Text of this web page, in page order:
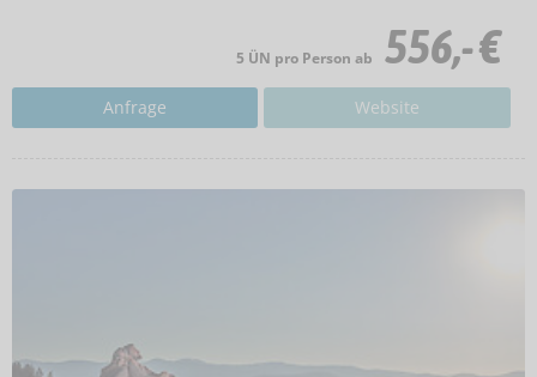
5 ÜN pro Person ab 556,- €
Anfrage Website